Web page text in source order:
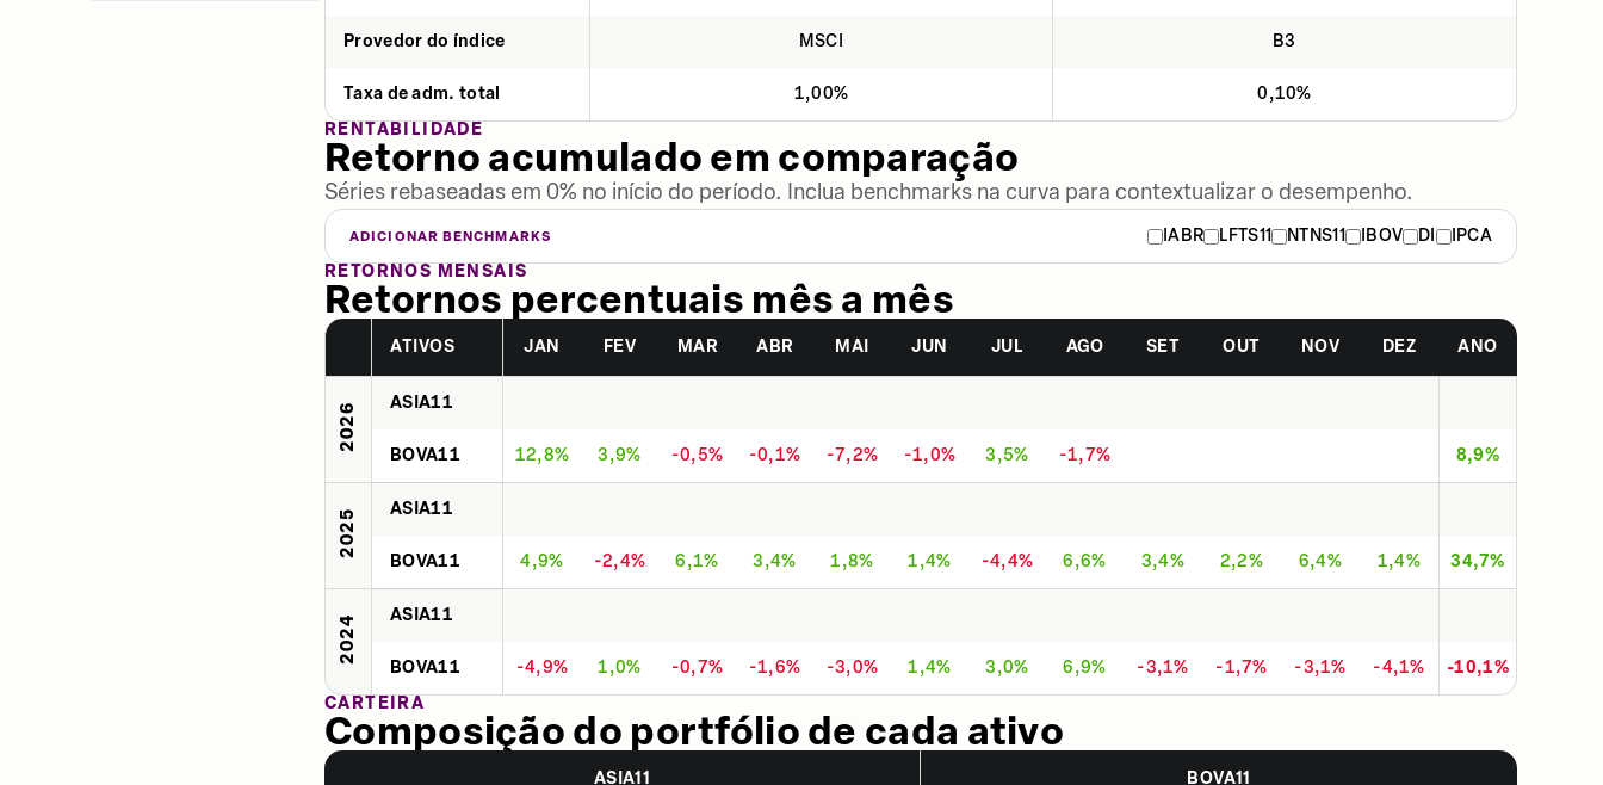
Provedor do índice MSCI B3
Taxa de adm. total 1,00%
0,10%
RENTABILIDADE
Retorno acumulado em comparação
Séries rebaseadas em 0% no início do período. Inclua benchmarks na curva para contextualizar o desempenho.
ADICIONAR BENCHMARKS IABR LFTS11 NTNS11 IBOV DI
IPCA
RETORNOS MENSAIS
Retornos percentuais mês a mês
ATIVOS JAN FEV MAR ABR MAI JUN JUL AGO SET OUT NOV DEZ ANO
2026 ASIA11
BOVA11 12,8% 3,9% -0,5% -0,1% -7,2% -1,0% 3,5% -1,7% 8,9%
2025 ASIA11
BOVA11 4,9% -2,4% 6,1% 3,4% 1,8% 1,4% -4,4% 6,6% 3,4% 2,2% 6,4% 1,4% 34,7%
2024 ASIA11
BOVA11 -4,9% 1,0% -0,7% -1,6% -3,0% 1,4% 3,0% 6,9% -3,1% -1,7% -3,1% -4,1%
-10,1%
CARTEIRA
Composição do portfólio de cada ativo
ASIA11 BOVA11